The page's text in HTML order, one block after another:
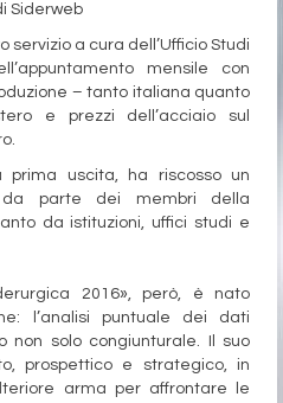
Siderweb
servizio a cura dell’Ufficio Studi
mensile con
– tanto italiana quanto
e prezzi dell’acciaio sul
prima uscita, ha riscosso un
parte dei membri della
da istituzioni, uffici studi e
2016», però, è nato
l’analisi puntuale dei dati
non solo congiunturale. Il suo
prospettico e strategico, in
arma per affrontare le